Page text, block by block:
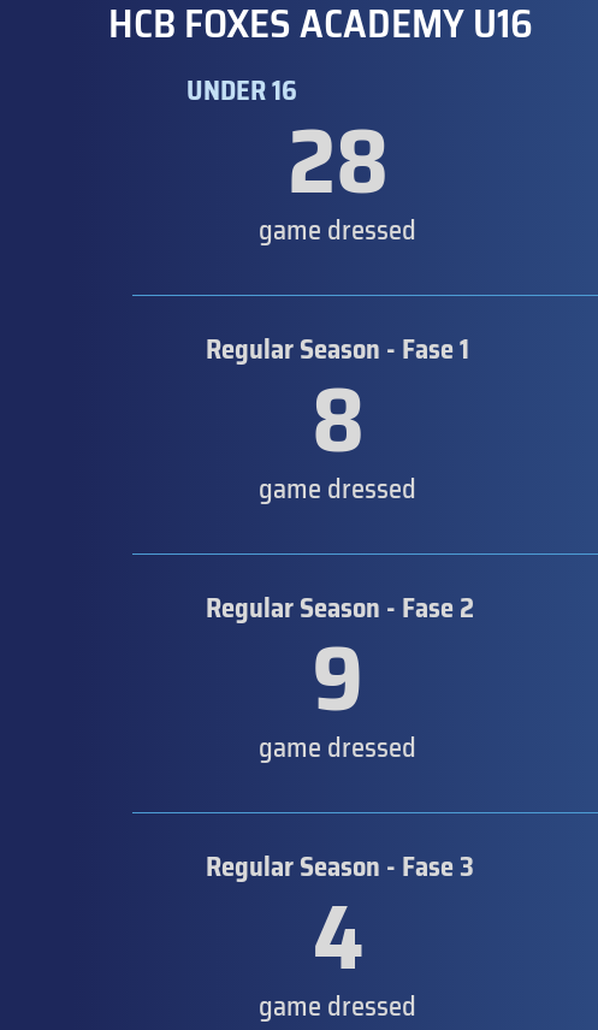
HCB FOXES ACADEMY U16
UNDER 1628
game dressed
Regular Season - Fase 1
8
game dressed
Regular Season - Fase 2
9
game dressed
Regular Season - Fase 3
4
game dressed